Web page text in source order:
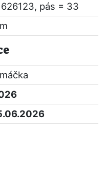
pás = 33